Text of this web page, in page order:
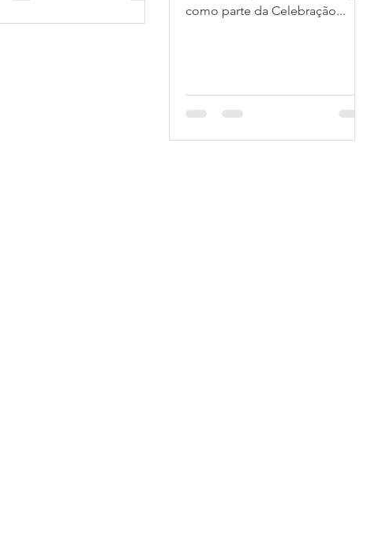
como parte da Celebração...